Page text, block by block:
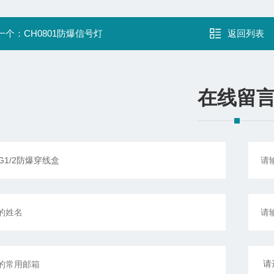
个：CH0801防爆信号灯 返回列表
在线留